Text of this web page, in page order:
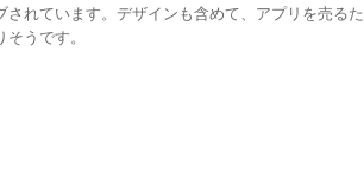
れています。デザインも含めて、アプリを売るた
うです。